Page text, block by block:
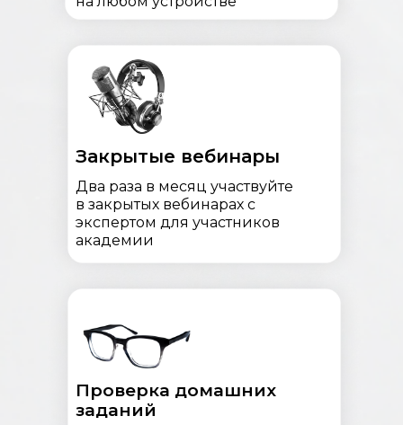
Два раза в месяц участвуйте
в закрытых вебинарах с
экспертом для участников
академии
Закрытые вебинары
Проверка домашних
заданий